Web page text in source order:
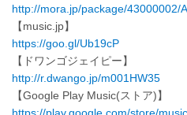
http://mora.jp/package/43000002/
【music.jp】
https://goo.gl/Ub19cP
【ドワンゴジェイピー】
http://r.dwango.jp/m001HW35
【Google Play Music(ストア)】